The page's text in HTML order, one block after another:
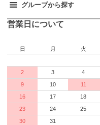
グループから探す
営業日について
日
月 火
2
3 4
9
10 11
16
17 18
23
24 25
30
31